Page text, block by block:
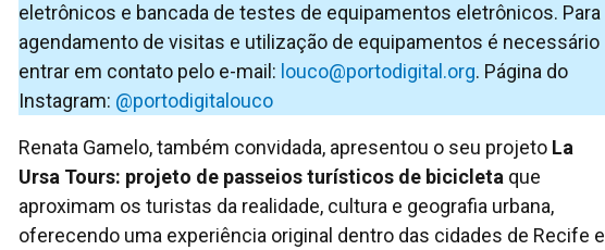
eletrônicos e bancada de testes de equipamentos eletrônicos. Para
agendamento de visitas e utilização de equipamentos é necessário
entrar em contato pelo e-mail: louco@portodigital.org. Página do
Instagram: @portodigitalouco
Renata Gamelo, também convidada, apresentou o seu projeto La
Ursa Tours: projeto de passeios turísticos de bicicleta que
aproximam os turistas da realidade, cultura e geografia urbana,
oferecendo uma experiência original dentro das cidades de Recife e